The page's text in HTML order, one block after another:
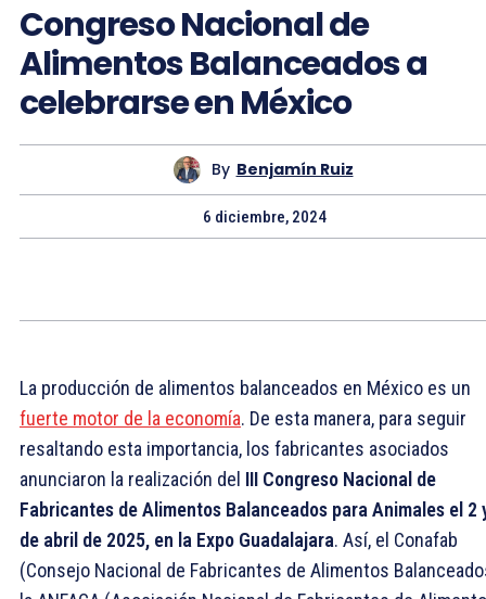
Congreso Nacional de
Alimentos Balanceados a
celebrarse en México
By Benjamín Ruiz
6 diciembre, 2024
La producción de alimentos balanceados en México es un
fuerte motor de la economía. De esta manera, para seguir
resaltando esta importancia, los fabricantes asociados
anunciaron la realización del III Congreso Nacional de
Fabricantes de Alimentos Balanceados para Animales el 2
de abril de 2025, en la Expo Guadalajara. Así, el Conafab
(Consejo Nacional de Fabricantes de Alimentos